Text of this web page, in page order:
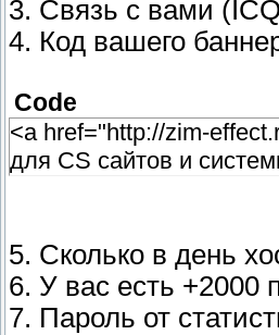
3. Связь с вами
4. Код вашего
Code
<a href="http://zim-
для CS сайтов и
5. Сколько в день
6. У вас есть +2000
7. Пароль от